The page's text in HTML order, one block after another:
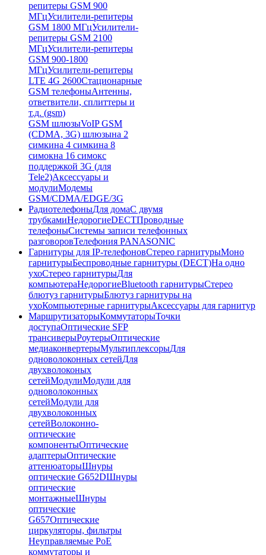
репитеры GSM 900
МГцУсилители-репитеры
GSM 1800 МГцУсилители-
репитеры GSM 2100
МГцУсилители-репитеры
GSM 900-1800
МГцУсилители-репитеры
LTE 4G 2600Стационарные
GSM телефоныАнтенны,
ответвители, сплиттеры и
т.д. (gsm)
GSM шлюзыVoIP GSM
(CDMA, 3G) шлюзына 2
симкина 4 симкина 8
симокна 16 симокс
поддержкой 3G (для
Tele2)Аксессуары и
модулиМодемы
GSM/CDMA/EDGE/3G
РадиотелефоныДля домаС двумя
трубкамиНедорогиеDECTПроводные
телефоныСистемы записи телефонных
разговоровТелефония PANASONIC
Гарнитуры для IP-телефоновСтерео гарнитурыМоно
гарнитурыБеспроводные гарнитуры (DECT)На одно
ухоСтерео гарнитурыДля
компьютераНедорогиеBluetooth гарнитурыСтерео
блютуз гарнитурыБлютуз гарнитуры на
ухоКомпьютерные гарнитурыАксессуары для гарнитур
МаршрутизаторыКоммутаторыТочки
доступаОптические SFP
трансиверыРоутерыОптические
медиаконвертерыМультиплексорыДля
одноволоконных сетейДля
двухволоконых
сетейМодулиМодули для
одноволоконных
сетейМодули для
двухволоконных
сетейВолоконно-
оптические
компонентыОптические
адаптерыОптические
аттенюаторыШнуры
оптические G652DШнуры
оптические
монтажныеШнуры
оптические
G657Оптические
циркуляторы, фильтры
Неуправляемые PoE
коммутаторы и